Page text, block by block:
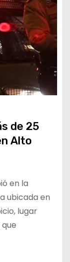
de 25
Alto
en la
ubicada en
lugar